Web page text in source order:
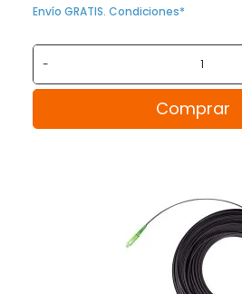
Envío GRATIS. Condiciones*
-
Comprar